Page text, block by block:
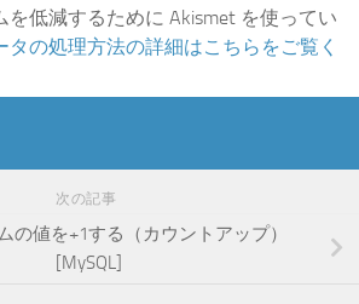
を低減するために Akismet を使ってい
タの処理方法の詳細はこちらをご覧く
次の記事
の値を+1する（カウントアップ）
[MySQL]